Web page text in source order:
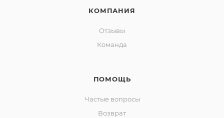
КОМПАНИЯ
Отзывы
Команда
ПОМОЩЬ
Частые вопросы
Возврат